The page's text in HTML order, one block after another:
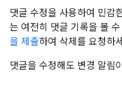
댓글 수정을 사용하여 민감
는 여전히 댓글 기록을 볼
을 제출하여 삭제를 요청하
댓글을 수정해도 변경 알림